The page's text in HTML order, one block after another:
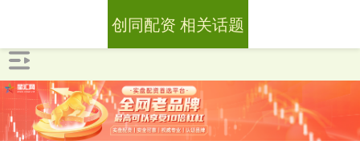
创同配资 相关话题